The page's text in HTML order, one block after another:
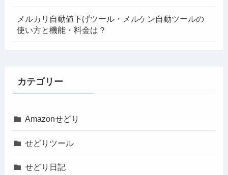
メルカリ自動値下げツール・メルケン自動ツールの
使い方と機能・料金は？
カテゴリー
Amazonせどり
せどりツール
せどり日記